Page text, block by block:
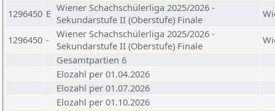
1296450 E Wiener Schachschülerliga 2025/2026 -
Sekundarstufe II (Oberstufe) Finale
1296450 -
Wiener Schachschülerliga 2025/2026 -
Sekundarstufe II (Oberstufe) Finale
Gesamtpartien 6
Elozahl per 01.04.2026
Elozahl per 01.07.2026
Elozahl per 01.10.2026